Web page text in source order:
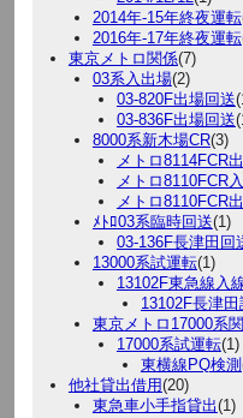
2014年-15年終夜運転
2016年-17年終夜運転
東京メトロ関係(7)
03系入出場(2)
03-820F出場回送
03-836F出場回送
8000系新木場CR(3)
メトロ8114FCR
メトロ8110FCR
メトロ8110FCR
ﾒﾄﾛ03系臨時回送(1)
03-136F長津田回
13000系試運転(1)
13102F東急線入
13102F長津
東京メトロ17000系
17000系試運転(1)
東横線PQ検測
他社貸出借用(20)
東急車小手指貸出(1)